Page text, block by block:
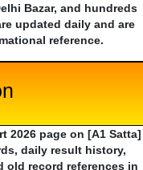
Bazar, and hundreds
updated daily and are
reference.
2026 page on [A1 Satta]
daily result history,
old record references in